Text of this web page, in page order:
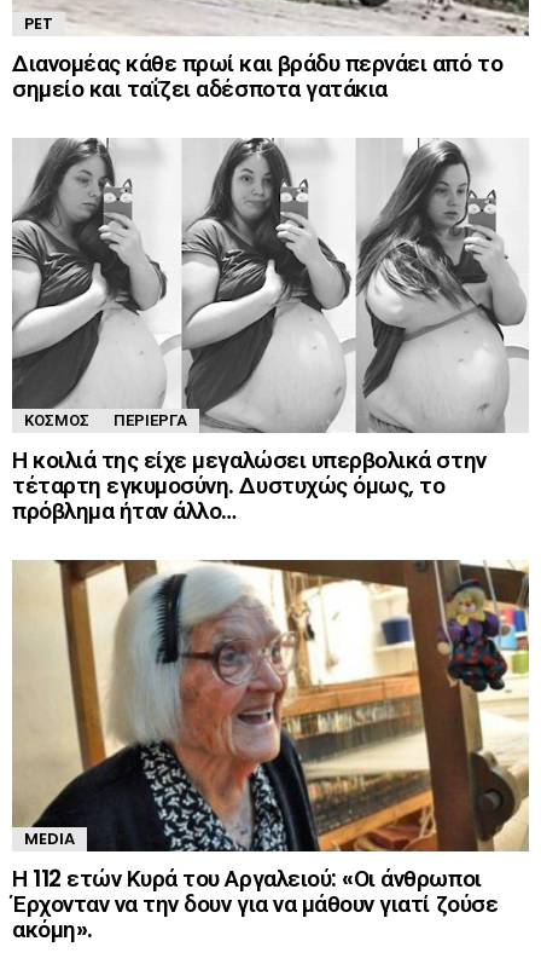
PET
Διανομέας κάθε πρωί και βράδυ περνάει από το
σημείο και ταΐζει αδέσποτα γατάκια
ΚΌΣΜΟΣ ΠΕΡΊΕΡΓΑ
Η κοιλιά της είχε μεγαλώσει υπερβολικά στην
τέταρτη εγκυμοσύνη. Δυστυχώς όμως, το
πρόβλημα ήταν άλλο…
MEDIA
Η 112 ετών Κυρά του Αργαλειού: «Οι άνθρωποι
Έρχονταν να την δουν για να μάθουν γιατί ζούσε
ακόμη».